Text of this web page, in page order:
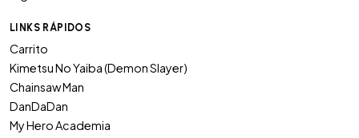
LINKS RÁPIDOS
Carrito
Kimetsu No Yaiba (Demon Slayer)
Chainsaw Man
DanDaDan
My Hero Academia